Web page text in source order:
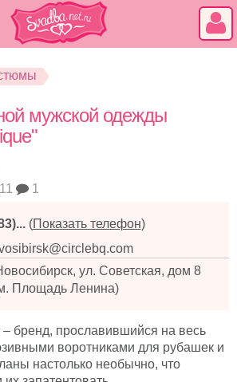
мужской одежды
1
(Показать телефон)
ул. Советская, дом 8
Площадь Ленина)
бренд, прославившийся на весь
воротниками для рубашек и
настолько необычно, что